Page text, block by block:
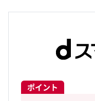
ポイント